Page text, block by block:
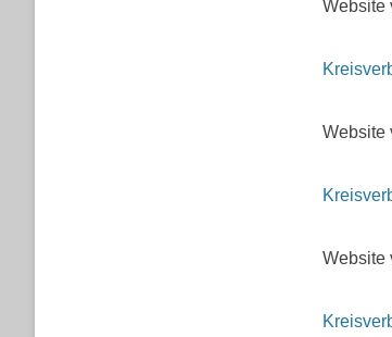
Website
Website
Website